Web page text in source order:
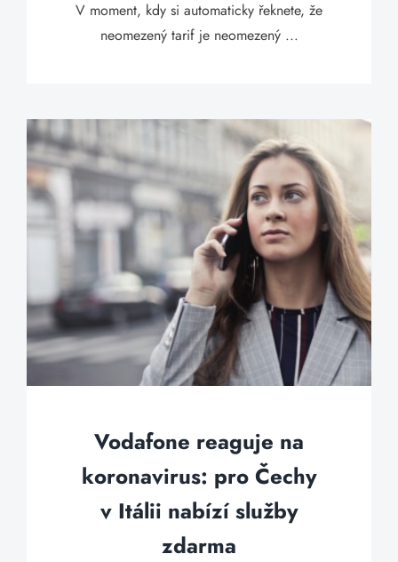
V moment, kdy si automaticky řeknete, že
neomezený tarif je neomezený ...
Vodafone reaguje na
koronavirus: pro Čechy
v Itálii nabízí služby
zdarma